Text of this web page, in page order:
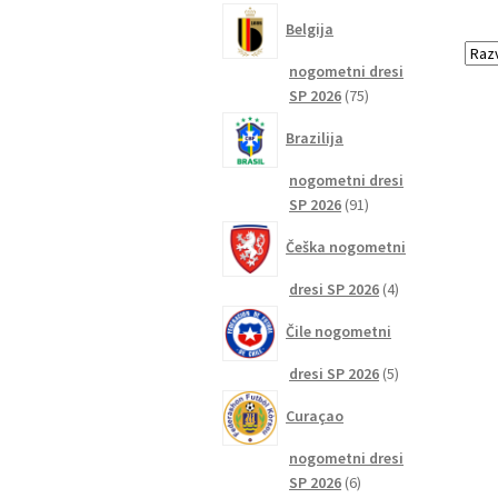
Belgija
nogometni dresi
SP 2026 7575
Brazilija
nogometni dresi
SP 2026 9191
Češka nogometni
dresi SP 2026 44
Čile nogometni
dresi SP 2026 55
Curaçao
nogometni dresi
SP 2026 66